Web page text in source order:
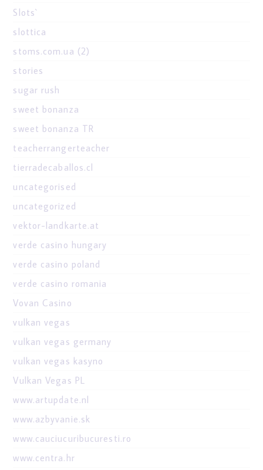
Slots`
slottica
stoms.com.ua (2)
stories
sugar rush
sweet bonanza
sweet bonanza TR
teacherrangerteacher
tierradecaballos.cl
uncategorised
uncategorized
vektor-landkarte.at
verde casino hungary
verde casino poland
verde casino romania
Vovan Casino
vulkan vegas
vulkan vegas germany
vulkan vegas kasyno
Vulkan Vegas PL
www.artupdate.nl
www.azbyvanie.sk
www.cauciucuribucuresti.ro
www.centra.hr